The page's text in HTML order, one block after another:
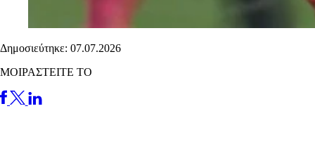
Δημοσιεύτηκε: 07.07.2026
ΜΟΙΡΑΣΤΕΙΤΕ ΤΟ